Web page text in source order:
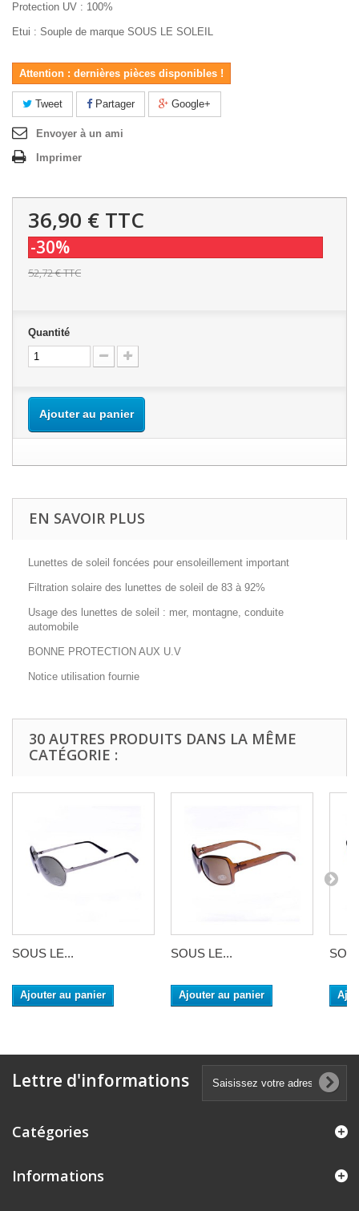
Protection UV : 100%
Etui : Souple de marque SOUS LE SOLEIL
Attention : dernières pièces disponibles !
Tweet Partager Google+
Envoyer à un ami
Imprimer
36,90 € TTC
-30%
52,72 €TTC
Quantité
Ajouter au panier
EN SAVOIR PLUS
Lunettes de soleil foncées pour ensoleillement important
Filtration solaire des lunettes de soleil de 83 à 92%
Usage des lunettes de soleil : mer, montagne, conduite
automobile
BONNE PROTECTION AUX U.V
Notice utilisation fournie
30 AUTRES PRODUITS DANS LA MÊME
CATÉGORIE :
SOUS LE...
Ajouter au panier
SOUS LE...
Ajouter au panier
Lettre d'informations
Catégories
Informations